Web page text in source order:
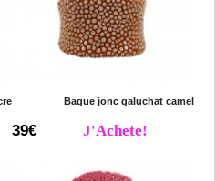
Bague jonc galuchat camel
39€ J'Achete!